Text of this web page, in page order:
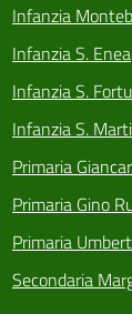
Infanzia
Infanzia S. Enea
Infanzia S.
Infanzia S.
Primaria
Primaria Gino
Primaria
Secondaria